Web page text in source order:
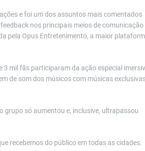
e foi um dos assuntos mais comentados
nos principais meios de comunicação
pela Opus Entretenimento, a maior
mil fãs participaram da ação especial
de som dos músicos com músicas
grupo só aumentou e, inclusive, ultrapassou
recebemos do público em todas as cidades.